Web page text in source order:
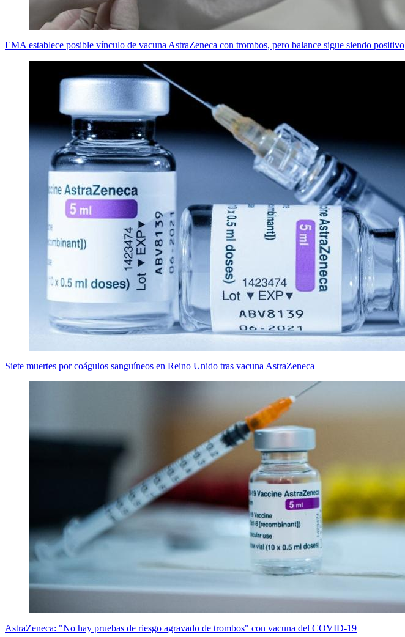
EMA establece posible vínculo de vacuna AstraZeneca con trombos, pero balance sigue siendo positivo
Siete muertes por coágulos sanguíneos en Reino Unido tras vacuna AstraZeneca
AstraZeneca: "No hay pruebas de riesgo agravado de trombos" con vacuna del COVID-19